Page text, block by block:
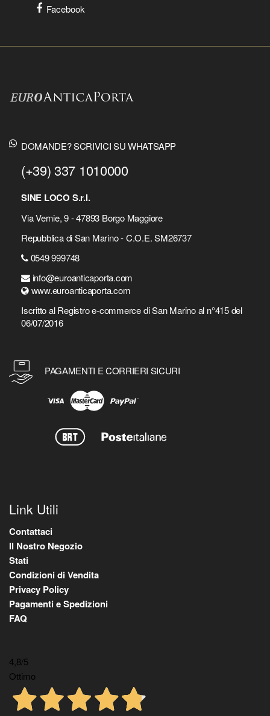
Facebook
DOMANDE? SCRIVICI SU WHATSAPP
(+39) 337 1010000
SINE LOCO S.r.l.
Via Vernie, 9 - 47893 Borgo Maggiore
Repubblica di San Marino - C.O.E. SM26737
0549 999748
info@euroanticaporta.com
www.euroanticaporta.com
Iscritto al Registro e-commerce di San Marino al n°415 del
06/07/2016
PAGAMENTI E CORRIERI SICURI
Link Utili
Contattaci
Il Nostro Negozio
Stati
Condizioni di Vendita
Privacy Policy
Pagamenti e Spedizioni
FAQ
4,8/5
Ottimo